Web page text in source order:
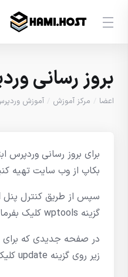
بروز رسانی
اعضا مرکز آموزش آموزش
برای بروز رسانی وردپرس
بکاپ از وب سایت تهیه
گزینه wptools کلیک بفرمایید
در صفحه جدیدی که برای
زیر روی گزینه update کلیک کنید